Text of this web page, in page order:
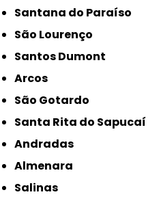
Santana do Paraíso
São Lourenço
Santos Dumont
Arcos
São Gotardo
Santa Rita do Sapucaí
Andradas
Almenara
Salinas